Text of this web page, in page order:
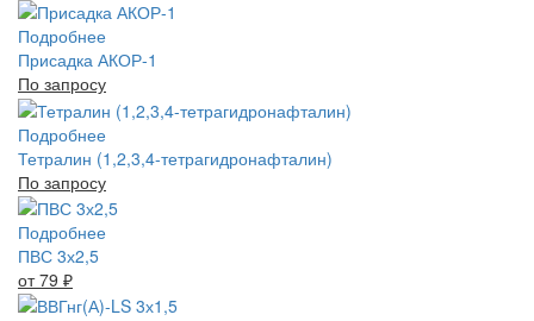
Подробнее
Присадка АКОР-1
По запросу
Подробнее
Тетралин (1,2,3,4-тетрагидронафталин)
По запросу
Подробнее
ПВС 3х2,5
от 79 ₽